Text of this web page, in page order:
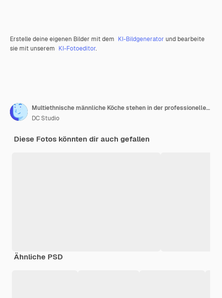
Erstelle deine eigenen Bilder mit dem KI-Bildgenerator und bearbeite
sie mit unserem KI-Fotoeditor.
Multiethnische männliche Köche stehen in der professionellen Küche des Restaurants mit verschränkten Armen, während sie Zutaten für das Gericht zubereiten. Kulinarische Experten tragen Kochmützen, während sie in der Nähe der Kochstation stehen.
DC Studio
Diese Fotos könnten dir auch gefallen
Ähnliche PSD